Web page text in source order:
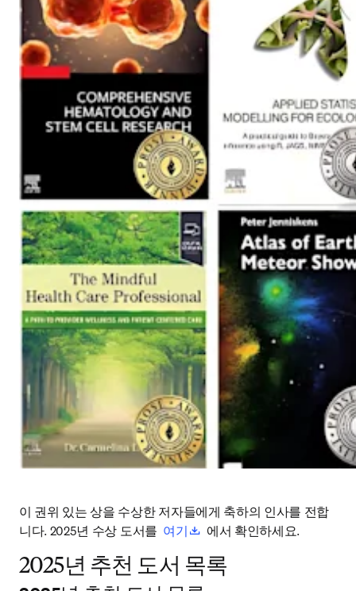
이 권위 있는 상을 수상한 저자들에게 축하의 인사를 전합
니다. 2025년 수상 도서를 여기 opens in new tab/window
  에서 확인하세요.
2025년 추천 도서 목록